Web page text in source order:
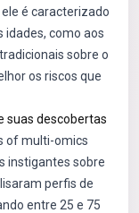
é caracterizado
como aos
sobre o
os riscos que
suas descobertas
of multi-omics
instigantes sobre
perfis de
entre 25 e 75